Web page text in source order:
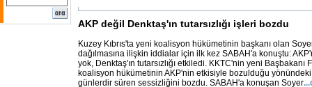
AKP değil Denktaş'ın tutarsızlığı işleri bozdu
Kuzey Kıbrıs'ta yeni koalisyon hükümetinin başkanı olan
dağılmasına ilişkin iddialar için ilk kez SABAH'a konuştu:
yok, Denktaş'ın tutarsızlığı etkiledi. KKTC'nin yeni Başbakanı
koalisyon hükümetinin AKP'nin etkisiyle bozulduğu
günlerdir süren sessizliğini bozdu. SABAH'a konuşan Soyer...